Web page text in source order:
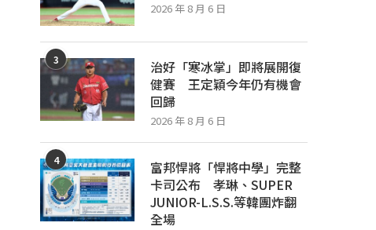
2026 年 8 月 6 日
3
治好「寒冰掌」即將展開復
健賽 王定穎今年仍有機會
回歸
2026 年 8 月 6 日
4
富邦悍將「悍將中學」完整
卡司公布 孝琳、SUPER
JUNIOR-L.S.S.等韓團炸翻
全場